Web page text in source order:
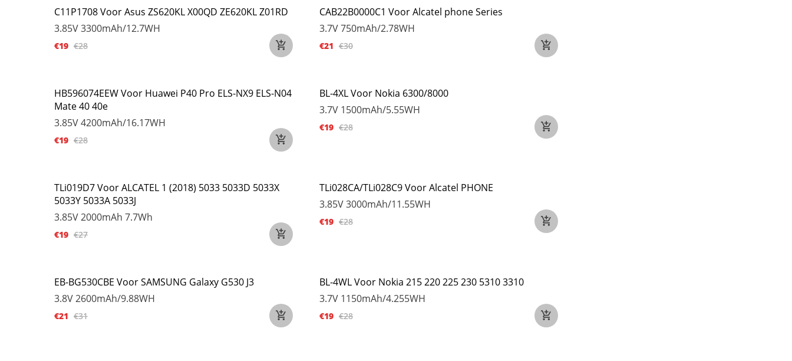
C11P1708 Voor Asus ZS620KL X00QD ZE620KL Z01RD
3.85V3300mAh/12.7WH
€19 €28
CAB22B0000C1 Voor Alcatel phone Series
3.7V750mAh/2.78WH
€21 €30
HB596074EEW Voor Huawei P40 Pro ELS-NX9 ELS-N04
Mate 40 40e
3.85V4200mAh/16.17WH
€19 €28
BL-4XL Voor Nokia 6300/8000
3.7V 1500mAh/5.55WH
€19 €28
TLi019D7 Voor ALCATEL 1 (2018) 5033 5033D 5033X
5033Y 5033A 5033J
3.85V2000mAh 7.7Wh
€19 €27
TLi028CA/TLi028C9 Voor Alcatel PHONE
3.85V3000mAh/11.55WH
€19 €28
EB-BG530CBE Voor SAMSUNG Galaxy G530 J3
3.8V2600mAh/9.88WH
€21 €31
BL-4WL Voor Nokia 215 220 225 230 5310 3310
3.7V 1150mAh/4.255WH
€19 €28